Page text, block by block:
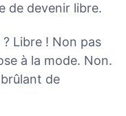
de devenir libre.
Libre ! Non pas
à la mode. Non.
de